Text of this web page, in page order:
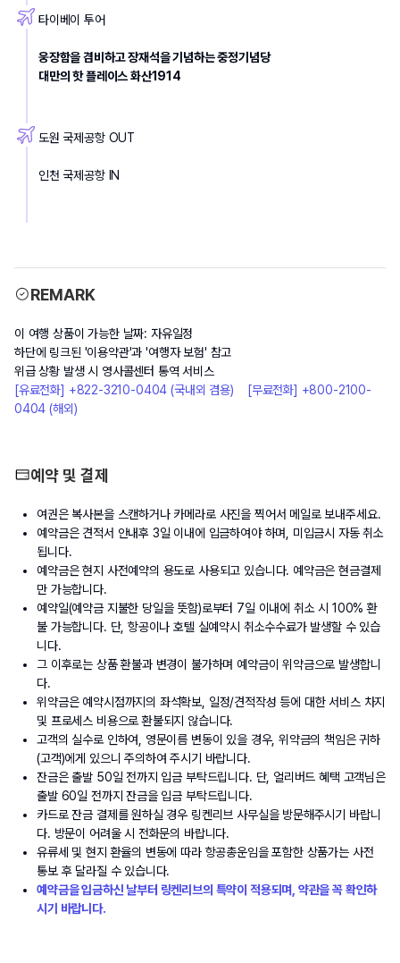
타이베이 투어
웅장함을 겸비하고 장재석을 기념하는 중정기념당
대만의 핫 플레이스 화산1914
도원 국제공항 OUT
인천 국제공항 IN
REMARK
이 여행 상품이 가능한 날짜: 자유일정
하단에 링크된 '이용약관'과 '여행자 보험' 참고
위급 상황 발생 시 영사콜센터 통역 서비스
[유료전화] +822-3210-0404 (국내외 겸용)    [무료전화] +800-2100-
0404 (해외)
예약 및 결제
여권은 복사본을 스캔하거나 카메라로 사진을 찍어서 메일로 보내주세요.
예약금은 견적서 안내후 3일 이내에 입금하여야 하며, 미입금시 자동 취소
됩니다.
예약금은 현지 사전예약의 용도로 사용되고 있습니다. 예약금은 현금결제
만 가능합니다.
예약일(예약금 지불한 당일을 뜻함)로부터 7일 이내에 취소 시 100% 환
불 가능합니다. 단, 항공이나 호텔 실예약시 취소수수료가 발생할 수 있습
니다.
그 이후로는 상품 환불과 변경이 불가하며 예약금이 위약금으로 발생합니
다.
위약금은 예약시점까지의 좌석확보, 일정/견적작성 등에 대한 서비스 차지
및 프로세스 비용으로 환불되지 않습니다.
고객의 실수로 인하여, 영문이름 변동이 있을 경우, 위약금의 책임은 귀하
(고객)에게 있으니 주의하여 주시기 바랍니다.
잔금은 출발 50일 전까지 입금 부탁드립니다. 단, 얼리버드 혜택 고객님은
출발 60일 전까지 잔금을 입금 부탁드립니다.
카드로 잔금 결제를 원하실 경우 링켄리브 사무실을 방문해주시기 바랍니
다. 방문이 어려울 시 전화문의 바랍니다.
유류세 및 현지 환율의 변동에 따라 항공총운임을 포함한 상품가는 사전
통보 후 달라질 수 있습니다.
예약금을 입금하신 날부터 링켄리브의 특약이 적용되며, 약관을 꼭 확인하
시기 바랍니다.